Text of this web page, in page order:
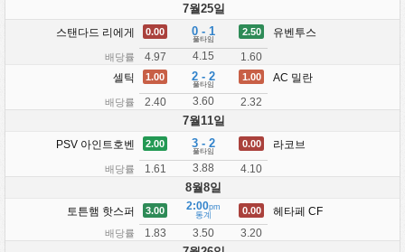
7월25일
스탠다드 리에게
배당률
0.00
4.97
0 - 1
풀타임
4.15
2.50
1.60
유벤투스
셀틱
배당률
1.00
2.40
2 - 2
풀타임
3.60
1.00
2.32
AC 밀란
7월11일
PSV 아인트호벤
배당률
2.00
1.61
3 - 2
풀타임
3.88
0.00
4.10
라코브
8월8일
토튼햄 핫스퍼
배당률
3.00
1.83
2:00pm
통계
3.50
0.00
3.20
헤타페 CF